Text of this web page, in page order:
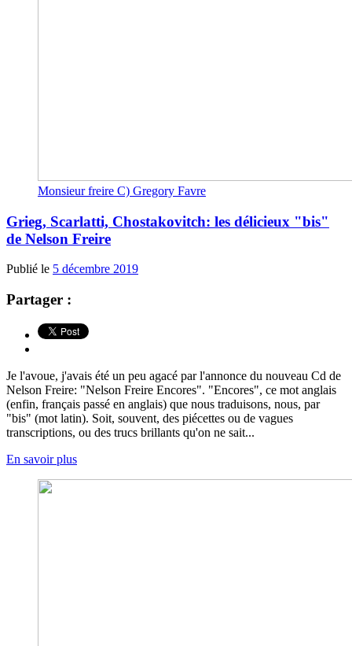
Monsieur freire C) Gregory Favre
Grieg, Scarlatti, Chostakovitch: les délicieux "bis"
de Nelson Freire
Publié le 5 décembre 2019
Partager :
Je l'avoue, j'avais été un peu agacé par l'annonce du nouveau Cd de
Nelson Freire: "Nelson Freire Encores". "Encores", ce mot anglais
(enfin, français passé en anglais) que nous traduisons, nous, par
"bis" (mot latin). Soit, souvent, des piécettes ou de vagues
transcriptions, ou des trucs brillants qu'on ne sait...
En savoir plus